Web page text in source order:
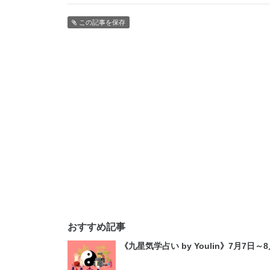
この記事を保存
おすすめ記事
《九星気学占い by Youlin》7月7日～